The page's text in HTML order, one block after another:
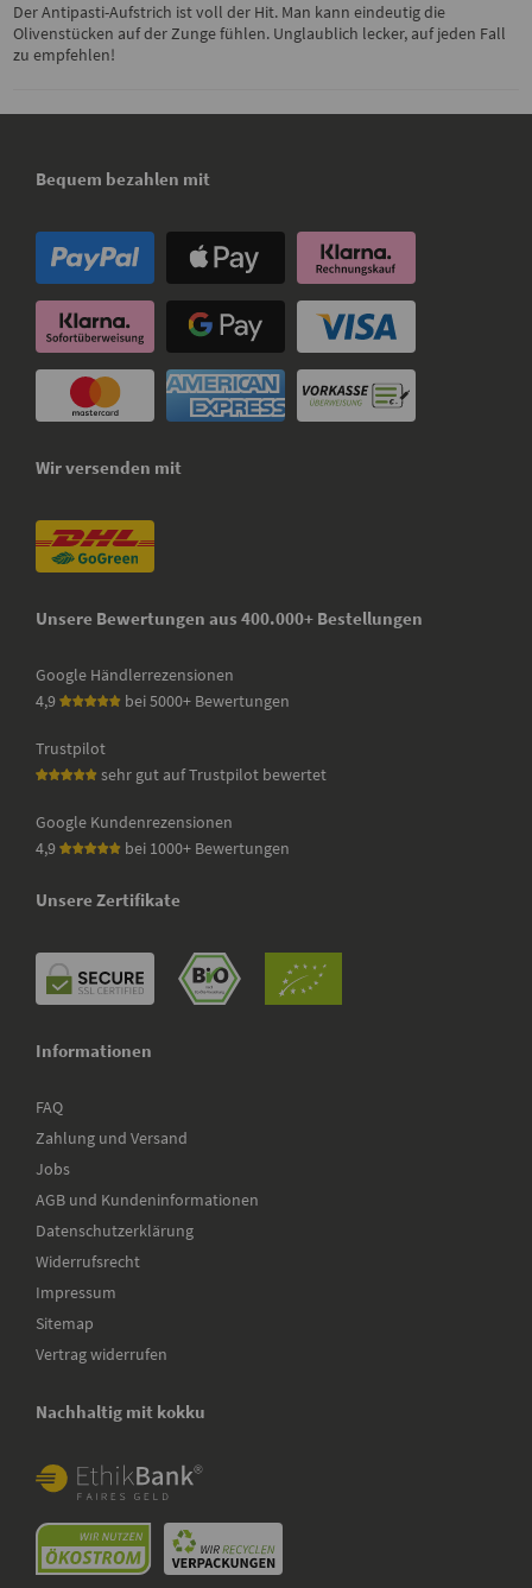
Der Antipasti-Aufstrich ist voll der Hit. Man kann eindeutig die
Olivenstücken auf der Zunge fühlen. Unglaublich lecker, auf jeden Fall
zu empfehlen!
Bequem bezahlen mit
Wir versenden mit
Unsere Bewertungen aus 400.000+ Bestellungen
Google Händlerrezensionen
4,9
bei 5000+ Bewertungen
Trustpilot
sehr gut auf Trustpilot bewertet
Google Kundenrezensionen
4,9
bei 1000+ Bewertungen
Unsere Zertifikate
Informationen
FAQ
Zahlung und Versand
Jobs
AGB und Kundeninformationen
Datenschutzerklärung
Widerrufsrecht
Impressum
Sitemap
Vertrag widerrufen
Nachhaltig mit kokku